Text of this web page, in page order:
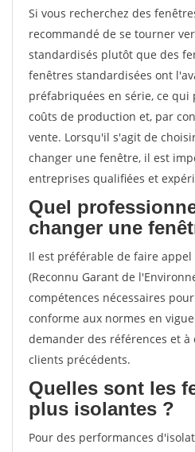
Si vous recherchez des
recommandé de se tourner
standardisés plutôt que des
fenêtres standardisées ont
préfabriquées en série, ce
coûts de production et, par
vente. Lorsqu'il s'agit de
changer une fenêtre, il est
entreprises qualifiées et
Quel
changer une
Il est préférable de faire appel
(Reconnu Garant de
compétences nécessaires
conforme aux normes en
demander des références et à
clients précédents.
Quelles sont les
plus isolantes ?
Pour des performances